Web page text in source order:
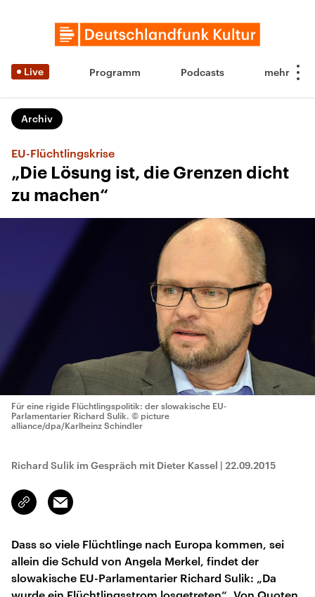
Live Programm Podcasts
Archiv
EU-Flüchtlingskrise
„Die Lösung ist, die Grenzen dicht
zu machen“
Für eine rigide Flüchtlingspolitik: der slowakische EU-
Parlamentarier Richard Sulik. © picture
alliance/dpa/Karlheinz Schindler
Richard Sulik im Gespräch mit Dieter Kassel | 22.09.2015
Link
kopieren/teilen
Email
Dass so viele Flüchtlinge nach Europa kommen, sei
allein die Schuld von Angela Merkel, findet der
slowakische EU-Parlamentarier Richard Sulik: „Da